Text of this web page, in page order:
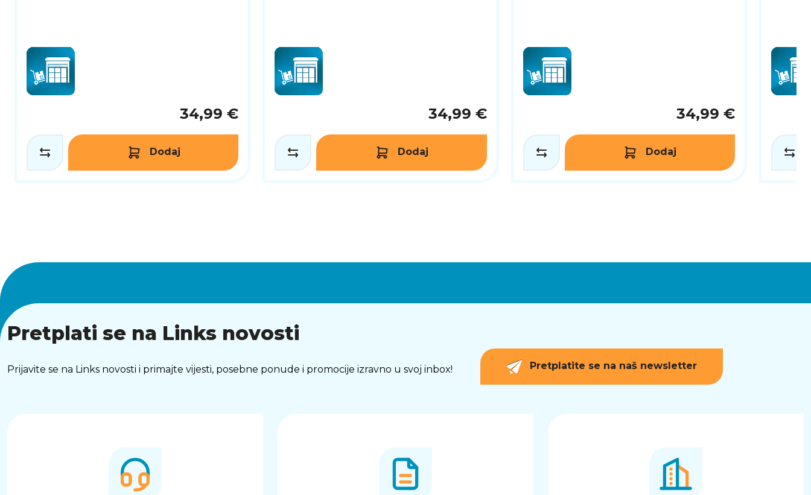
34,99 €
Dodaj
34,99 €
Dodaj
34,99 €
Dodaj
Pretplati se na Links novosti
Prijavite se na Links novosti i primajte vijesti, posebne ponude i promocije izravno u svoj inbox! Pretplatite se na naš newsletter